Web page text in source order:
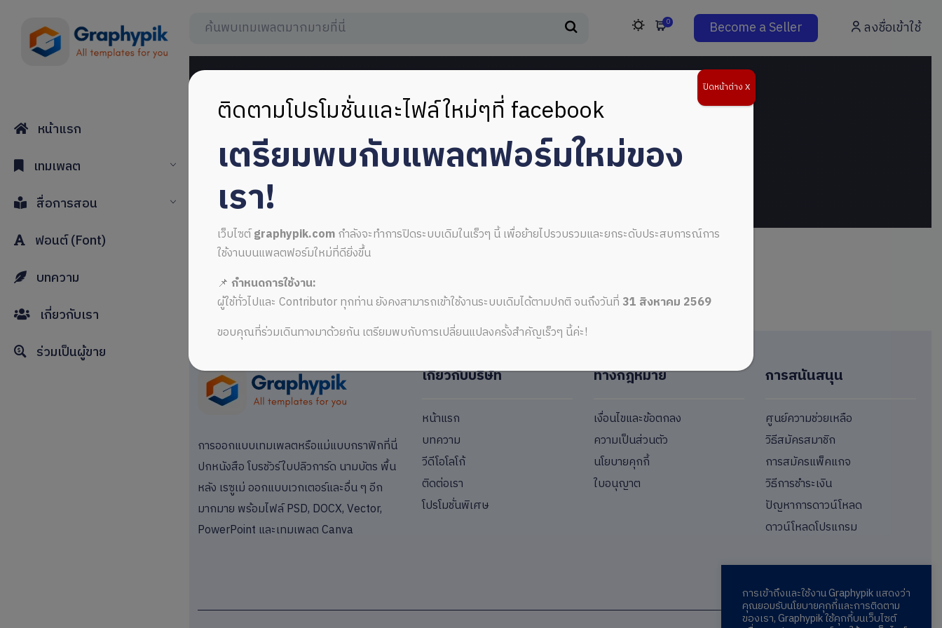
หน้าแรก
เทมเพลต
สื่อการสอน
ฟอนต์ (Font)
บทความ
เกี่ยวกับเรา
ร่วมเป็นผู้ขาย
0 Become a Seller ลงชื่อเข้าใช้
View
[edd_wish_lists_view]
การออกแบบเทมเพลตหรือแม่แบบกราฟิกที่นี่
ปกหนังสือ โบรชัวร์ใบปลิวการ์ด นามบัตร พื้น
หลัง เรซูเม่ ออกแบบเวกเตอร์และอื่น ๆ อีก
มากมาย พร้อมไฟล์ PSD, DOCX, Vector,
PowerPoint และเทมเพลต Canva
เกี่ยวกับบริษัท
หน้าแรก
บทความ
วีดีโอโลโก้
ติดต่อเรา
โปรโมชั่นพิเศษ
ทางกฎหมาย
เงื่อนไขและข้อตกลง
ความเป็นส่วนตัว
นโยบายคุกกี้
ใบอนุญาต
การสนันสนุน
ศูนย์ความช่วยเหลือ
วิธีสมัครสมาชิก
การสมัครแพ็คแกจ
วิธีการชำระเงิน
ปัญหาการดาวน์โหลด
ดาวน์โหลดโปรแกรม
การเข้าถึงและใช้งาน Graphypik แสดงว่า
คุณยอมรับนโยบายคุกกี้และการติดตาม
ของเรา, Graphypik ใช้คุกกี้บนเว็บไซต์
ติดตามโปรโมชั่นและไฟล์ใหม่ๆที่ facebook
เตรียมพบกับแพลตฟอร์มใหม่ของ
เรา!
เว็บไซต์graphypik.comกำลังจะทำการปิดระบบเดิมในเร็วๆ นี้ เพื่อย้ายไปรวบรวมและยกระดับประสบการณ์การ
ใช้งานบนแพลตฟอร์มใหม่ที่ดียิ่งขึ้น
📌 กำหนดการใช้งาน:
ผู้ใช้ทั่วไปและ Contributor ทุกท่าน ยังคงสามารถเข้าใช้งานระบบเดิมได้ตามปกติ จนถึงวันที่ 31 สิงหาคม 2569
ขอบคุณที่ร่วมเดินทางมาด้วยกัน เตรียมพบกับการเปลี่ยนแปลงครั้งสำคัญเร็วๆ นี้ค่ะ!
ปิดหน้าต่าง X